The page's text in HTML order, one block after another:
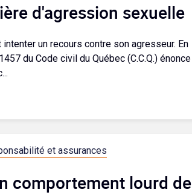
d'agression sexuelle
un recours contre son agresseur. En
du Code civil du Québec (C.C.Q.) énonce
et assurances
comportement lourd de